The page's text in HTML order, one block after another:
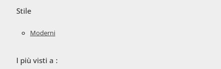
Stile
Moderni
I più visti a :